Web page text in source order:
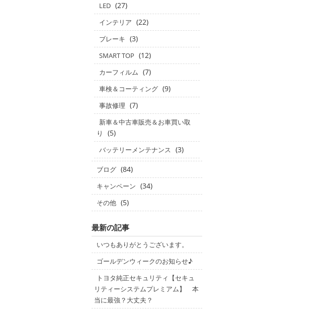
LED (27)
インテリア (22)
ブレーキ (3)
SMART TOP (12)
カーフィルム (7)
車検＆コーティング (9)
事故修理 (7)
新車＆中古車販売＆お車買い取
り
(5)
バッテリーメンテナンス (3)
ブログ (84)
キャンペーン (34)
その他 (5)
最新の記事
いつもありがとうございます。
ゴールデンウィークのお知らせ♪
トヨタ純正セキュリティ【セキュ
リティーシステムプレミアム】 本
当に最強？大丈夫？